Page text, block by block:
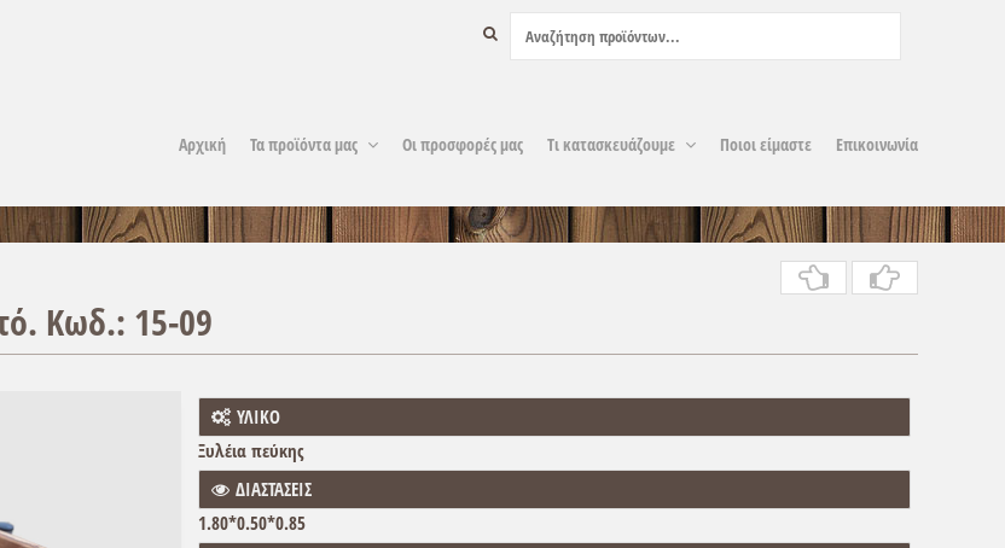
Αρχική Τα προϊόντα μας Οι προσφορές μας Τι κατασκευάζουμε Ποιοι είμαστε Επικοινωνία
Κωδ.: 15-09
ΥΛΙΚΟ
Ξυλέια πεύκης
ΔΙΑΣΤΑΣΕΙΣ
1.80*0.50*0.85